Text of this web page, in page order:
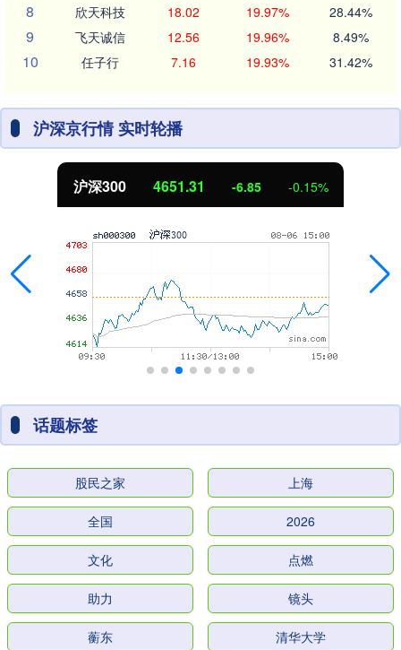
8 欣天科技 18.02 19.97% 28.44%
9 飞天诚信 12.56 19.96% 8.49%
10 任子行 7.16 19.93% 31.42%
沪深京行情 实时轮播
沪深300 4651.31 -6.85 -0.15%
话题标签
股民之家 上海
全国 2026
文化 点燃
助力 镜头
蘅东 清华大学